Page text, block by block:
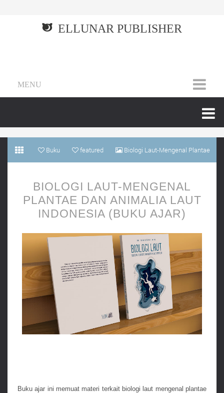
ELLUNAR PUBLISHER
MENU
Buku featured Biologi Laut-Mengenal Plantae
BIOLOGI LAUT-MENGENAL
PLANTAE DAN ANIMALIA LAUT
INDONESIA (BUKU AJAR)
Buku ajar ini memuat materi terkait biologi laut mengenal plantae